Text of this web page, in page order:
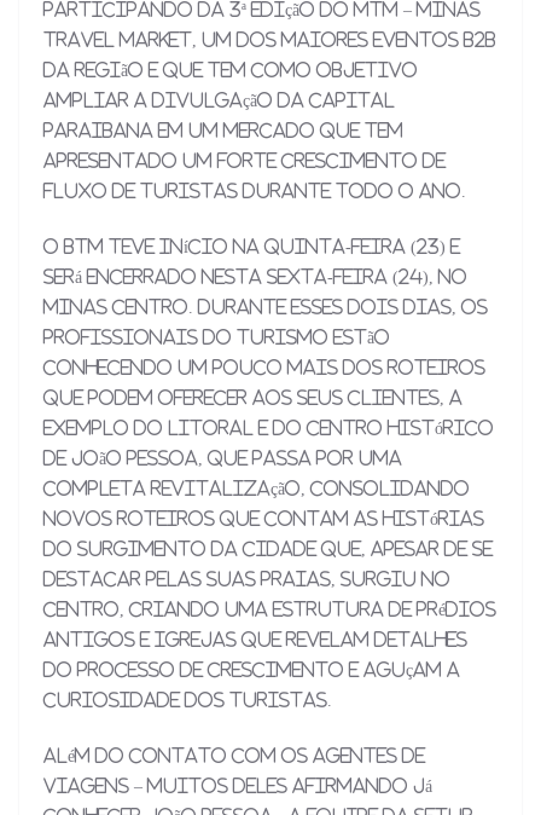
participando da 3ª edição do MTM – Minas
Travel Market, um dos maiores eventos B2B
da região e que tem como objetivo
ampliar a divulgação da Capital
paraibana em um mercado que tem
apresentado um forte crescimento de
fluxo de turistas durante todo o ano.
O BTM teve início na quinta-feira (23) e
será encerrado nesta sexta-feira (24), no
Minas Centro. Durante esses dois dias, os
profissionais do Turismo estão
conhecendo um pouco mais dos roteiros
que podem oferecer aos seus clientes, a
exemplo do litoral e do Centro Histórico
de João Pessoa, que passa por uma
completa revitalização, consolidando
novos roteiros que contam as histórias
do surgimento da cidade que, apesar de se
destacar pelas suas praias, surgiu no
Centro, criando uma estrutura de prédios
antigos e igrejas que revelam detalhes
do processo de crescimento e aguçam a
curiosidade dos turistas.
Além do contato com os agentes de
viagens – muitos deles afirmando já